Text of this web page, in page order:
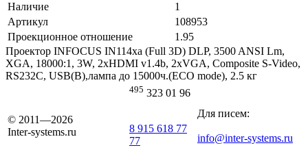
Наличие
1
Артикул
108953
Проекционное отношение
1.95
Проектор INFOCUS IN114xa (Full 3D) DLP, 3500 ANSI Lm,
XGA, 18000:1, 3W, 2хHDMI v1.4b, 2хVGA, Composite S-Video,
RS232C, USB(B),лампа до 15000ч.(ECO mode), 2.5 кг
© 2011—2026
Inter-systems.ru
495 323 01 96
8 915 618 77
77
Для писем:
info@inter-systems.ru